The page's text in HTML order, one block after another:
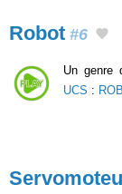
Robot #6
Un genre
UCS :